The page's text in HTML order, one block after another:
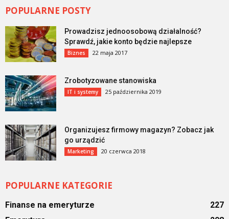
POPULARNE POSTY
Prowadzisz jednoosobową działalność?
Sprawdź, jakie konto będzie najlepsze
Biznes 22 maja 2017
Zrobotyzowane stanowiska
IT i systemy 25 października 2019
Organizujesz firmowy magazyn? Zobacz jak
go urządzić
Marketing 20 czerwca 2018
POPULARNE KATEGORIE
Finanse na emeryturze
227